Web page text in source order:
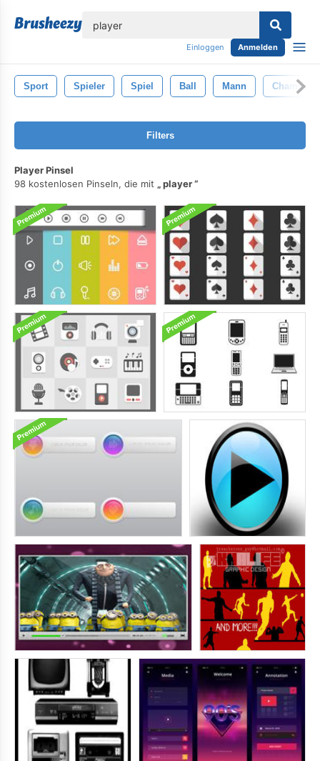
Einloggen Anmelden
Sport Spieler Spiel Ball Mann Champion
Filters
Player Pinsel
98 kostenlosen Pinseln, die mit
player